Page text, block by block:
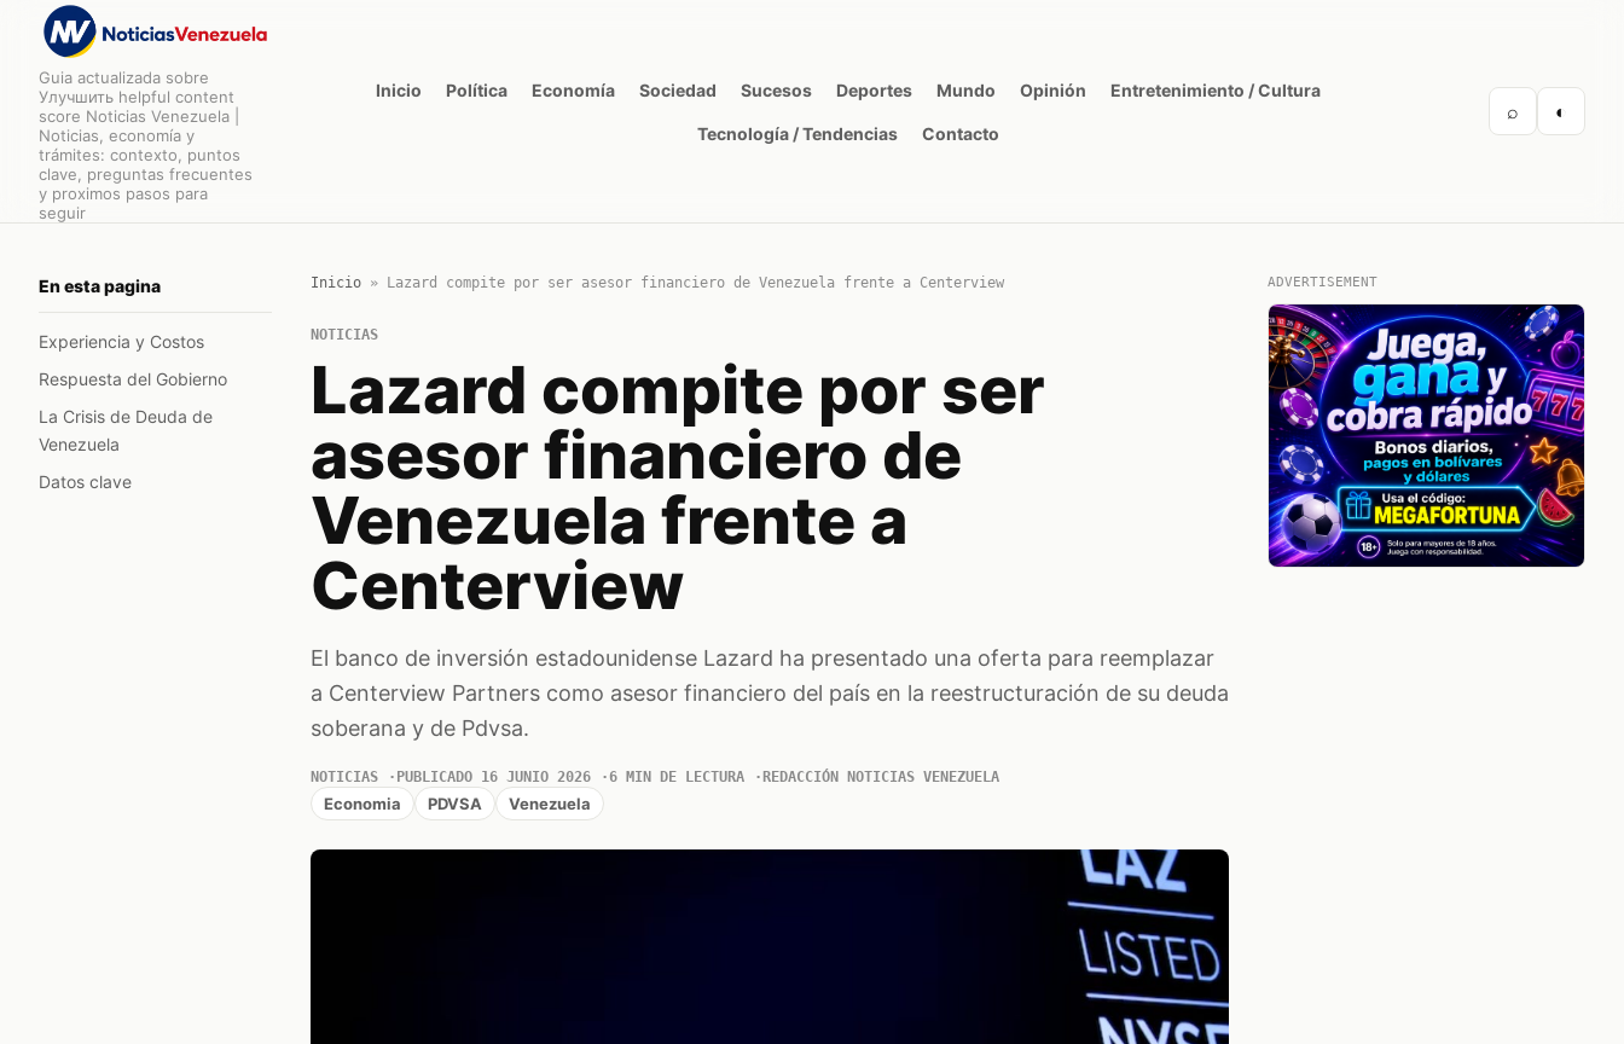
Guia actualizada sobre
Улучшить helpful content
score Noticias Venezuela |
Noticias, economía y
trámites: contexto, puntos
clave, preguntas frecuentes
y proximos pasos para
seguir
Inicio Política Economía Sociedad Sucesos Deportes Mundo Opinión Entretenimiento / Cultura
Tecnología / Tendencias Contacto
⌕ ◐
En esta pagina
Experiencia y Costos
Respuesta del Gobierno
La Crisis de Deuda de
Venezuela
Datos clave
Inicio» Lazard compite por ser asesor financiero de Venezuela frente a Centerview
NOTICIAS
Lazard compite por ser
asesor financiero de
Venezuela frente a
Centerview
El banco de inversión estadounidense Lazard ha presentado una oferta para reemplazar
a Centerview Partners como asesor financiero del país en la reestructuración de su deuda
soberana y de Pdvsa.
NOTICIAS PUBLICADO 16 JUNIO 2026 6 MIN DE LECTURA REDACCIÓN NOTICIAS VENEZUELA
Economia PDVSA Venezuela
ADVERTISEMENT